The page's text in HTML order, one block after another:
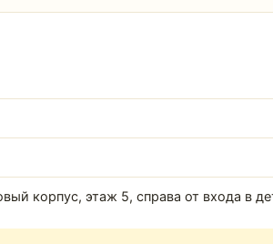
корпус, этаж 5, справа от входа в